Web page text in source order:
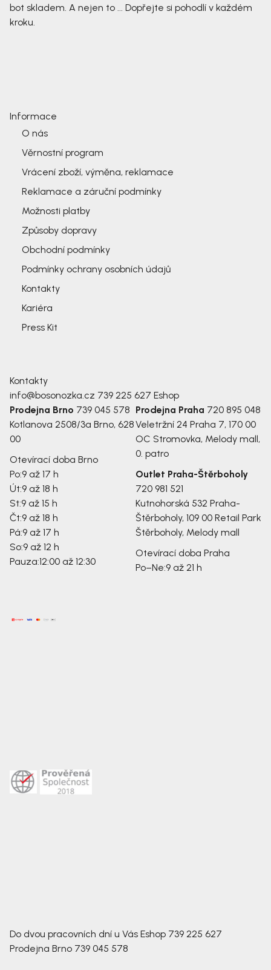
bot skladem. A nejen to ... Dopřejte si pohodlí v každém
kroku.
Informace
O nás
Věrnostní program
Vrácení zboží, výměna, reklamace
Reklamace a záruční podmínky
Možnosti platby
Způsoby dopravy
Obchodní podmínky
Podmínky ochrany osobních údajů
Kontakty
Kariéra
Press Kit
Kontakty
info@bosonozka.cz 739 225 627 Eshop
Prodejna Brno 739 045 578
Kotlanova 2508/3a Brno, 628
00
Otevírací doba Brno
Po:9 až 17 h
Út:9 až 18 h
St:9 až 15 h
Čt:9 až 18 h
Pá:9 až 17 h
So:9 až 12 h
Pauza:12:00 až 12:30
Prodejna Praha 720 895 048
Veletržní 24 Praha 7, 170 00
OC Stromovka, Melody mall,
0. patro
Outlet Praha-Štěrboholy
720 981 521
Kutnohorská 532 Praha-
Štěrboholy, 109 00 Retail Park
Štěrboholy, Melody mall
Otevírací doba Praha
Po–Ne:9 až 21 h
Do dvou pracovních dní u Vás Eshop 739 225 627
Prodejna Brno 739 045 578